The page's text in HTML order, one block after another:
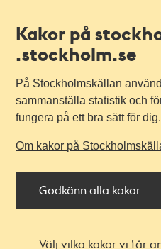
Kakor på
.stockholm.se
På Stockholmskällan
sammanställa statistik och
fungera på ett bra sätt för dig.
Om kakor på
Godkänn alla kakor
Välj vilka kakor vi får